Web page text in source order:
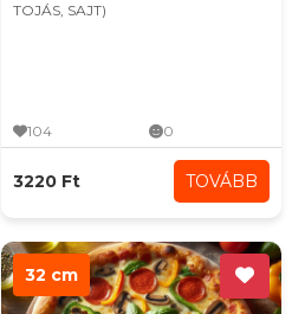
TOJÁS, SAJT)
104 0
3220 Ft TOVÁBB
32 cm